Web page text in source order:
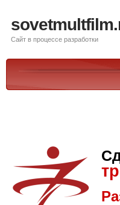
Сайт в процессе разработки